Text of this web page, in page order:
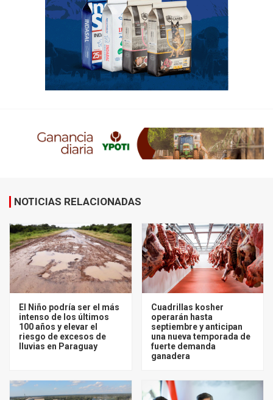
NOTICIAS RELACIONADAS
El Niño podría ser el más
intenso de los últimos
100 años y elevar el
riesgo de excesos de
lluvias en Paraguay
Cuadrillas kosher
operarán hasta
septiembre y anticipan
una nueva temporada de
fuerte demanda
ganadera